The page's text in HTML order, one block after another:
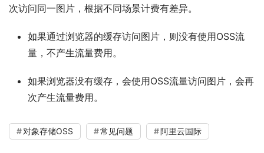
次访问同一图片，根据不同场景计费有差异。
如果通过浏览器的缓存访问图片，则没有使用OSS流
量，不产生流量费用。
如果浏览器没有缓存，会使用OSS流量访问图片，会再
次产生流量费用。
对象存储OSS 常见问题 阿里云国际